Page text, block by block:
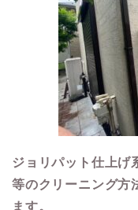
ジョリパット仕上げ
等のクリーニング方
ます。